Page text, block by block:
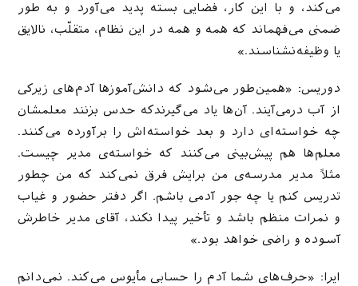
می‌کند، و با این کار، فضایی بسته پدید می‌آورد و به طور
ضمنی می‌فهماند که همه و همه در این نظام، متقلّب، نالایق
یا وظیفه‌نشناسند.»
دوریس: «همین‌طور می‌شود که دانش‌آموز‌ها آدم‌های زیرکی
از آب درمی‌آیند. آن‌ها یاد می‌گیرندکه حدس بزنند معلمشان
چه خواسته‌ای دارد و بعد خواسته‌اش را برآورده می‌کنند.
معلم‌ها هم پیش‌بینی می‌کنند که خواسته‌ی مدیر چیست.
مثلاً مدیر مدرسه‌ی من برایش فرق نمی‌کند که من چطور
تدریس کنم یا چه جور آدمی باشم. اگر دفتر حضور و غیاب
و نمرات منظم باشد و تأخیر پیدا نکند، آقای مدیر خاطرش
آسوده و راضی خواهد بود.»
ایرا: «حرف‌های شما آدم را حسابی مأیوس می‌کند. نمی‌دانم